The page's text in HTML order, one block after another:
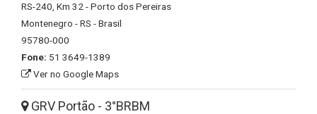
RS-240, Km 32 - Porto dos Pereiras
Montenegro - RS - Brasil
95780-000
Fone: 51 3649-1389
Ver no Google Maps
GRV Portão - 3°BRBM